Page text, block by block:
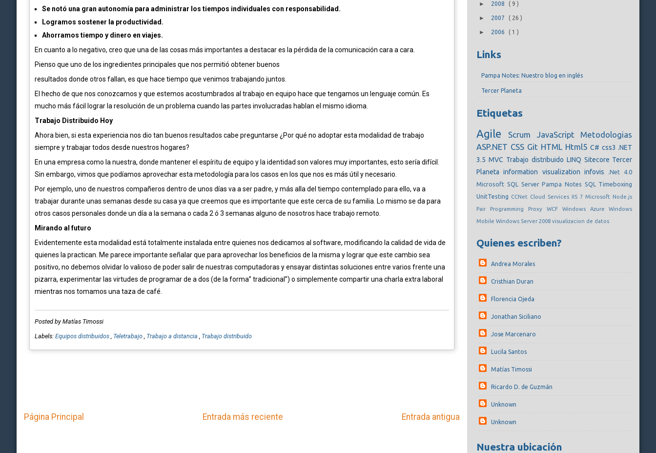
Se notó una gran autonomía para administrar los tiempos individuales con responsabilidad.
Logramos sostener la productividad.
Ahorramos tiempo y dinero en viajes.
En cuanto a lo negativo, creo que una de las cosas más importantes a destacar es la pérdida de la comunicación cara a cara.
Pienso que uno de los ingredientes principales que nos permitió obtener buenos
resultados donde otros fallan, es que hace tiempo que venimos trabajando juntos.
El hecho de que nos conozcamos y que estemos acostumbrados al trabajo en equipo hace que tengamos un lenguaje común. Es
mucho más fácil lograr la resolución de un problema cuando las partes involucradas hablan el mismo idioma.
Trabajo Distribuido Hoy
Ahora bien, si esta experiencia nos dio tan buenos resultados cabe preguntarse ¿Por qué no adoptar esta modalidad de trabajo
siempre y trabajar todos desde nuestros hogares?
En una empresa como la nuestra, donde mantener el espíritu de equipo y la identidad son valores muy importantes, esto sería difícil.
Sin embargo, vimos que podíamos aprovechar esta metodología para los casos en los que nos es más útil y necesario.
Por ejemplo, uno de nuestros compañeros dentro de unos días va a ser padre, y más alla del tiempo contemplado para ello, va a
trabajar durante unas semanas desde su casa ya que creemos que es importante que este cerca de su familia. Lo mismo se da para
otros casos personales donde un día a la semana o cada 2 ó 3 semanas alguno de nosotros hace trabajo remoto.
Mirando al futuro
Evidentemente esta modalidad está totalmente instalada entre quienes nos dedicamos al software, modificando la calidad de vida de
quienes la practican. Me parece importante señalar que para aprovechar los beneficios de la misma y lograr que este cambio sea
positivo, no debemos olvidar lo valioso de poder salir de nuestras computadoras y ensayar distintas soluciones entre varios frente una
pizarra, experimentar las virtudes de programar de a dos (de la forma” tradicional”) o simplemente compartir una charla extra laboral
mientras nos tomamos una taza de café.
Posted by Matías Timossi
Labels: Equipos distribuidos , Teletrabajo , Trabajo a distancia , Trabajo distribuido
Entrada más reciente Entrada antigua
Página Principal
► 2008 ( 9)
► 2007 ( 26)
► 2006 ( 1)
Links
Pampa Notes: Nuestro blog en inglés
Tercer Planeta
Etiquetas
Agile Scrum JavaScript Metodologias
ASP.NET CSS Git HTML Html5 C# css3.NET
3.5MVC Trabajo distribuido LINQ Sitecore Tercer
Planetainformation visualization infovis
.Net 4.0
Microsoft SQL ServerPampa Notes SQL Timeboxing
UnitTesting CCNet Cloud Services IIS 7 Microsoft Node.js
Pair Programming Proxy WCF Windows AzureWindows
MobileWindows Server 2008visualizacion de datos
Quienes escriben?
Andrea Morales
Cristhian Duran
Florencia Ojeda
Jonathan Siciliano
Jose Marcenaro
Lucila Santos
Matías Timossi
Ricardo D. de Guzmán
Unknown
Unknown
Nuestra ubicación